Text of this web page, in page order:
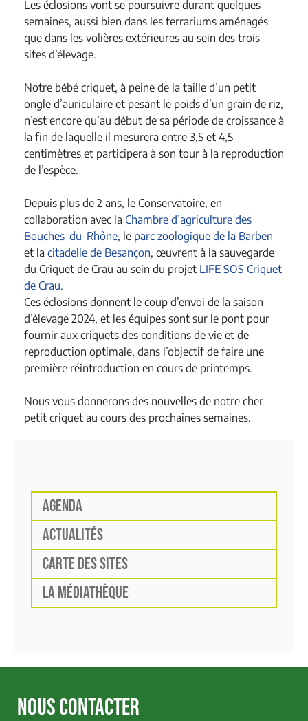
Les éclosions vont se poursuivre durant quelques
semaines, aussi bien dans les terrariums aménagés
que dans les volières extérieures au sein des trois
sites d’élevage.
Notre bébé criquet, à peine de la taille d’un petit
ongle d’auriculaire et pesant le poids d’un grain de riz,
n’est encore qu’au début de sa période de croissance à
la fin de laquelle il mesurera entre 3,5 et 4,5
centimètres et participera à son tour à la reproduction
de l’espèce.
Depuis plus de 2 ans, le Conservatoire, en
collaboration avec la Chambre d’agriculture des
Bouches-du-Rhône, le parc zoologique de la Barben
et la citadelle de Besançon, œuvrent à la sauvegarde
du Criquet de Crau au sein du projet LIFE SOS Criquet
de Crau.
Ces éclosions donnent le coup d’envoi de la saison
d’élevage 2024, et les équipes sont sur le pont pour
fournir aux criquets des conditions de vie et de
reproduction optimale, dans l’objectif de faire une
première réintroduction en cours de printemps.
Nous vous donnerons des nouvelles de notre cher
petit criquet au cours des prochaines semaines.
AGENDA
ACTUALITÉS
CARTE DES SITES
LA MÉDIATHÈQUE
NOUS CONTACTER